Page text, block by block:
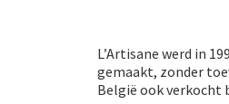
L’Artisane werd in
gemaakt, zonder
België ook verkocht